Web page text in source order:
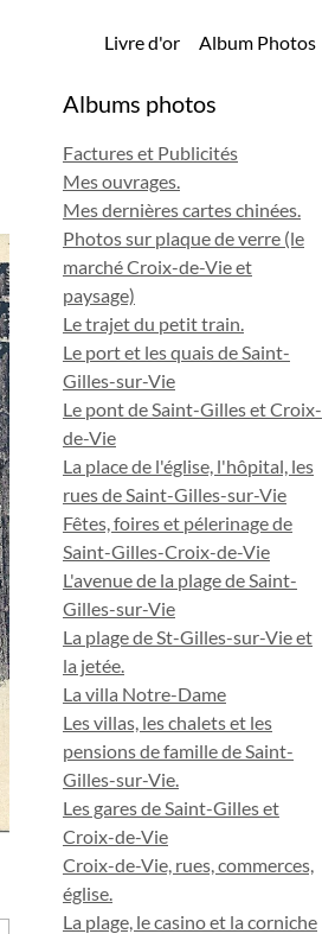
Livre d'or Album Photos
Albums photos
Factures et Publicités
Mes ouvrages.
Mes dernières cartes chinées.
Photos sur plaque de verre (le
marché Croix-de-Vie et
paysage)
Le trajet du petit train.
Le port et les quais de Saint-
Gilles-sur-Vie
Le pont de Saint-Gilles et Croix-
de-Vie
La place de l'église, l'hôpital, les
rues de Saint-Gilles-sur-Vie
Fêtes, foires et pélerinage de
Saint-Gilles-Croix-de-Vie
L'avenue de la plage de Saint-
Gilles-sur-Vie
La plage de St-Gilles-sur-Vie et
la jetée.
La villa Notre-Dame
Les villas, les chalets et les
pensions de famille de Saint-
Gilles-sur-Vie.
Les gares de Saint-Gilles et
Croix-de-Vie
Croix-de-Vie, rues, commerces,
église.
La plage, le casino et la corniche